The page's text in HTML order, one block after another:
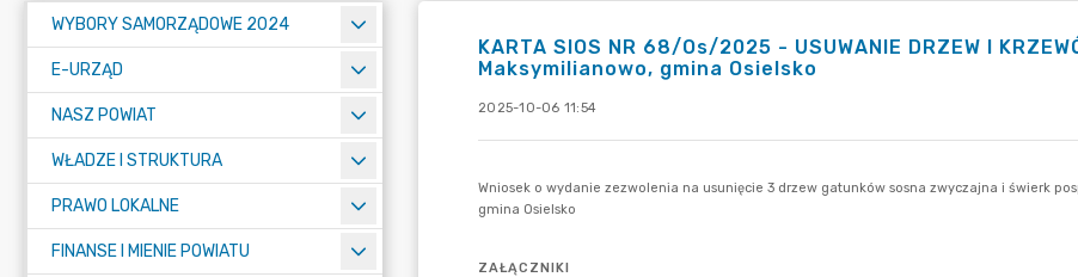
WYBORY SAMORZĄDOWE 2024
E-URZĄD
NASZ POWIAT
WŁADZE I STRUKTURA
PRAWO LOKALNE
FINANSE I MIENIE POWIATU
KARTA SIOS NR 68/Os/2025 - USUWANIE DRZEW I
Maksymilianowo, gmina Osielsko
2025-10-06 11:54
ZAŁĄCZNIKI